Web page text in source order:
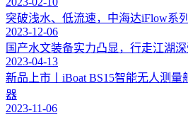
突破浅水、低流速，中海达iFlow系
2023-12-06
国产水文装备实力凸显，行走江湖深
2023-04-13
新品上市丨iBoat BS15智能无人测量
器
2023-11-06